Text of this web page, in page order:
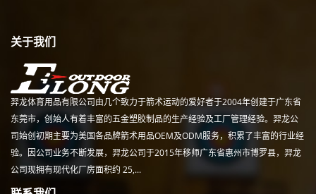
关于我们
羿龙体育用品有限公司由几个致力于箭术运动的爱好者于2004年创建于广东省
东莞市，创始人有着丰富的五金塑胶制品的生产经验及工厂管理经验。羿龙公
司始创初期主要为美国各品牌箭术用品OEM及ODM服务，积累了丰富的行业经
验。因公司业务不断发展，羿龙公司于2015年移师广东省惠州市博罗县，羿龙
公司现拥有现代化厂房面积约 25,...